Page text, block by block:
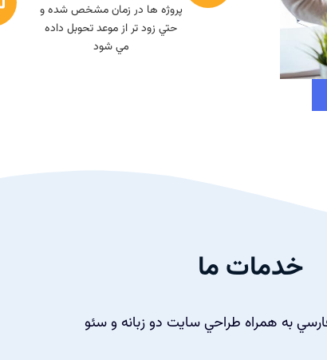
پروژه ها در زمان مشخص شده و
حتي زود تر از موعد تحوبل داده
مي شود
خدمات ما
به همراه طراحي سايت دو زبانه و سئو